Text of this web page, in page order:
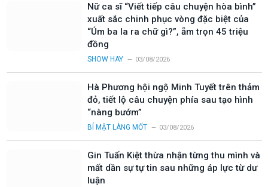
Nữ ca sĩ “Viết tiếp câu chuyện hòa bình”
xuất sắc chinh phục vòng đặc biệt của
“Úm ba la ra chữ gì?”, ẵm trọn 45 triệu
đồng
SHOW HAY 03/08/2026
Hà Phương hội ngộ Minh Tuyết trên thảm
đỏ, tiết lộ câu chuyện phía sau tạo hình
“nàng bướm”
BÍ MẬT LÀNG MỐT 03/08/2026
Gin Tuấn Kiệt thừa nhận từng thu mình và
mất dần sự tự tin sau những áp lực từ dư
luận